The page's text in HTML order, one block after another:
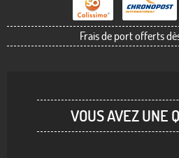
Frais de port offerts
VOUS AVEZ UNE